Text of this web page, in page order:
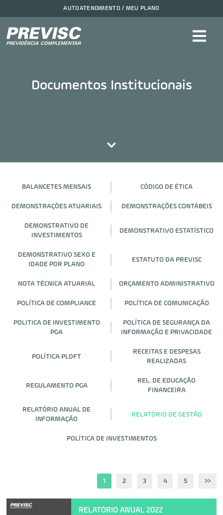
AUTOATENDIMENTO / MEU PLANO
Documentos Institucionais
BALANCETES MENSAIS CÓDIGO DE ÉTICA
DEMONSTRAÇÕES ATUARIAIS DEMONSTRAÇÕES CONTÁBEIS
DEMONSTRATIVO DE
INVESTIMENTOS
DEMONSTRATIVO ESTATÍSTICO
DEMONSTRATIVO SEXO E
IDADE POR PLANO
ESTATUTO DA PREVISC
NOTA TÉCNICA ATUARIAL ORÇAMENTO ADMINISTRATIVO
POLÍTICA DE COMPLIANCE POLÍTICA DE COMUNICAÇÃO
POLITICA DE INVESTIMENTO
PGA
POLÍTICA DE SEGURANÇA DA
INFORMAÇÃO E PRIVACIDADE
POLÍTICA PLDFT
RECEITAS E DESPESAS
REALIZADAS
REGULAMENTO PGA
REL. DE EDUCAÇÃO
FINANCEIRA
RELATÓRIO ANUAL DE
INFORMAÇÃO
RELATÓRIO DE GESTÃO
POLÍTICA DE INVESTIMENTOS
1 2 3 4 5 >>
RELATÓRIO ANUAL 2022